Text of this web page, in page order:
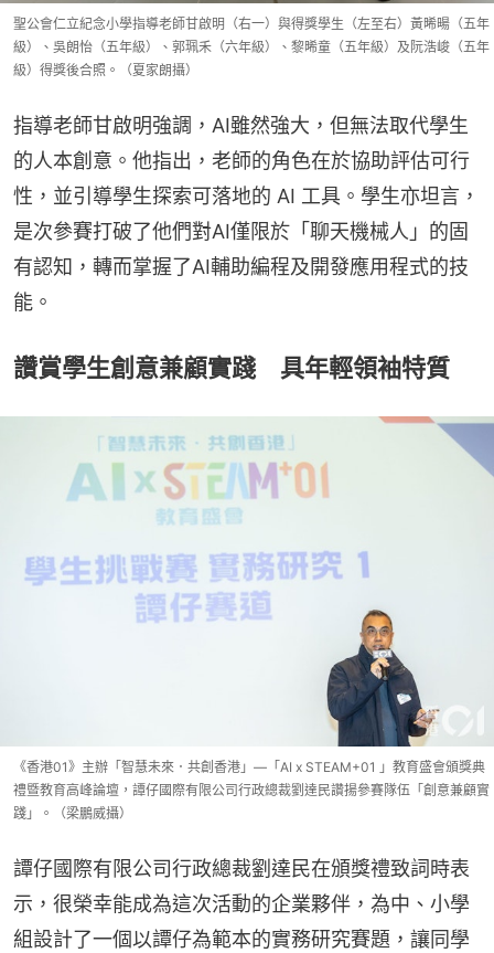
聖公會仁立紀念小學指導老師甘啟明（右一）與得獎學生（左至右）黃晞暘（五年
級）、吳朗怡（五年級）、郭珮禾（六年級）、黎晞童（五年級）及阮浩峻（五年
級）得獎後合照。（夏家朗攝）
指導老師甘啟明強調，AI雖然強大，但無法取代學生
的人本創意。他指出，老師的角色在於協助評估可行
性，並引導學生探索可落地的 AI 工具。學生亦坦言，
是次參賽打破了他們對AI僅限於「聊天機械人」的固
有認知，轉而掌握了AI輔助編程及開發應用程式的技
能。
讚賞學生創意兼顧實踐 具年輕領袖特質
《香港01》主辦「智慧未來．共創香港」—「AI x STEAM+01 」教育盛會頒獎典
禮暨教育高峰論壇，譚仔國際有限公司行政總裁劉達民讚揚參賽隊伍「創意兼顧實
踐」。（梁鵬威攝）
譚仔國際有限公司行政總裁劉達民在頒獎禮致詞時表
示，很榮幸能成為這次活動的企業夥伴，為中、小學
組設計了一個以譚仔為範本的實務研究賽題，讓同學